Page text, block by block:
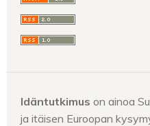
Idäntutkimus on ainoa
ja itäisen Euroopan